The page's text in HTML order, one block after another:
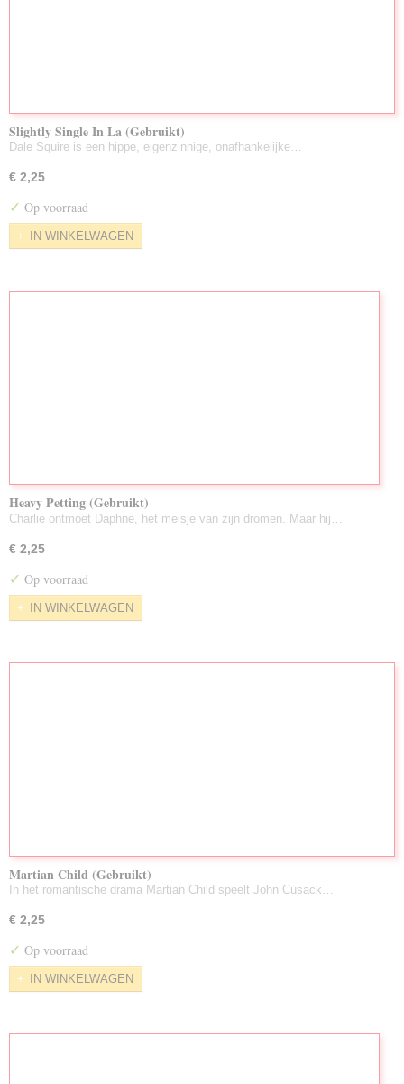
Slightly Single In La (Gebruikt)
Dale Squire is een hippe, eigenzinnige, onafhankelijke…
€ 2,25
✓ Op voorraad
IN WINKELWAGEN
Heavy Petting (Gebruikt)
Charlie ontmoet Daphne, het meisje van zijn dromen. Maar hij…
€ 2,25
✓ Op voorraad
IN WINKELWAGEN
Martian Child (Gebruikt)
In het romantische drama Martian Child speelt John Cusack…
€ 2,25
✓ Op voorraad
IN WINKELWAGEN